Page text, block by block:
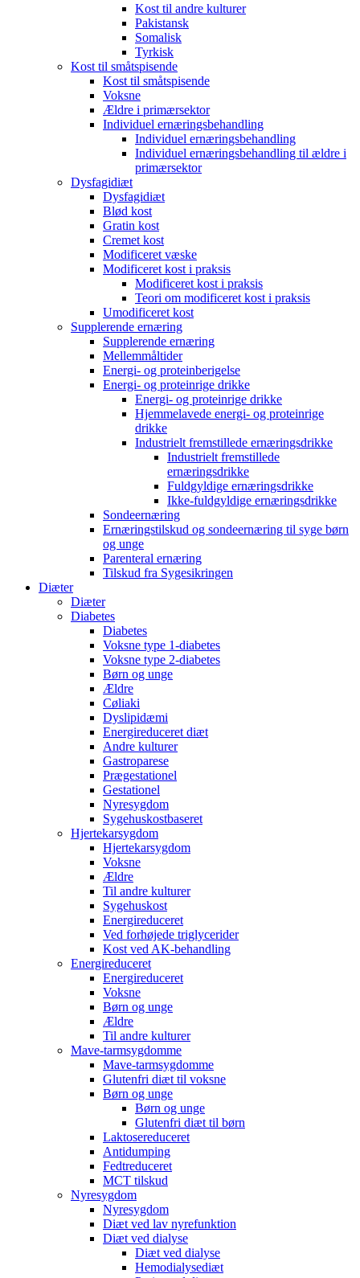
Kost til andre kulturer
Pakistansk
Somalisk
Tyrkisk
Kost til småtspisende
Kost til småtspisende
Voksne
Ældre i primærsektor
Individuel ernæringsbehandling
Individuel ernæringsbehandling
Individuel ernæringsbehandling til ældre i
primærsektor
Dysfagidiæt
Dysfagidiæt
Blød kost
Gratin kost
Cremet kost
Modificeret væske
Modificeret kost i praksis
Modificeret kost i praksis
Teori om modificeret kost i praksis
Umodificeret kost
Supplerende ernæring
Supplerende ernæring
Mellemmåltider
Energi- og proteinberigelse
Energi- og proteinrige drikke
Energi- og proteinrige drikke
Hjemmelavede energi- og proteinrige
drikke
Industrielt fremstillede ernæringsdrikke
Industrielt fremstillede
ernæringsdrikke
Fuldgyldige ernæringsdrikke
Ikke-fuldgyldige ernæringsdrikke
Sondeernæring
Ernæringstilskud og sondeernæring til syge børn
og unge
Parenteral ernæring
Tilskud fra Sygesikringen
Diæter
Diæter
Diabetes
Diabetes
Voksne type 1-diabetes
Voksne type 2-diabetes
Børn og unge
Ældre
Cøliaki
Dyslipidæmi
Energireduceret diæt
Andre kulturer
Gastroparese
Prægestationel
Gestationel
Nyresygdom
Sygehuskostbaseret
Hjertekarsygdom
Hjertekarsygdom
Voksne
Ældre
Til andre kulturer
Sygehuskost
Energireduceret
Ved forhøjede triglycerider
Kost ved AK-behandling
Energireduceret
Energireduceret
Voksne
Børn og unge
Ældre
Til andre kulturer
Mave-tarmsygdomme
Mave-tarmsygdomme
Glutenfri diæt til voksne
Børn og unge
Børn og unge
Glutenfri diæt til børn
Laktosereduceret
Antidumping
Fedtreduceret
MCT tilskud
Nyresygdom
Nyresygdom
Diæt ved lav nyrefunktion
Diæt ved dialyse
Diæt ved dialyse
Hemodialysediæt